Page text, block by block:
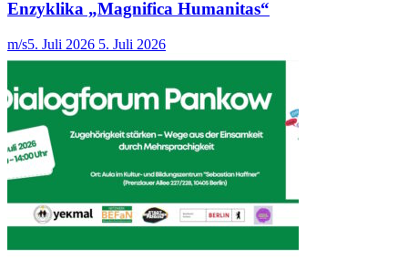
Enzyklika „Magnifica Humanitas“
m/s5. Juli 2026 5. Juli 2026